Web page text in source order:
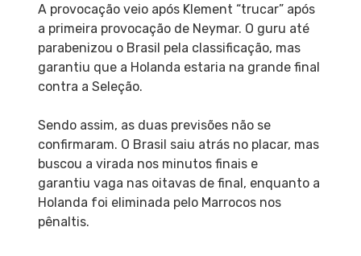
A provocação veio após Klement “trucar” após
a primeira provocação de Neymar. O guru até
parabenizou o Brasil pela classificação, mas
garantiu que a Holanda estaria na grande final
contra a Seleção.
Sendo assim, as duas previsões não se
confirmaram. O Brasil saiu atrás no placar, mas
buscou a virada nos minutos finais e
garantiu vaga nas oitavas de final, enquanto a
Holanda foi eliminada pelo Marrocos nos
pênaltis.